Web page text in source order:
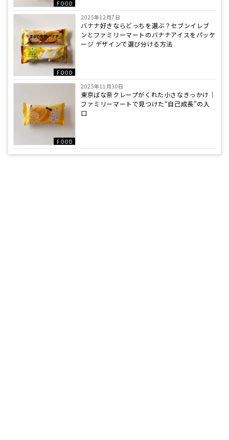
FOOD
FOOD
2025年12月7日
バナナ好きならどっちを選ぶ？セブンイレブ
ンとファミリーマートのバナナアイスをパッケ
ージ デザインで選び分ける方法
FOOD
2025年11月30日
東京ばな奈クレープがくれた小さなきっかけ｜
ファミリーマートで見つけた“自己成長”の入
口